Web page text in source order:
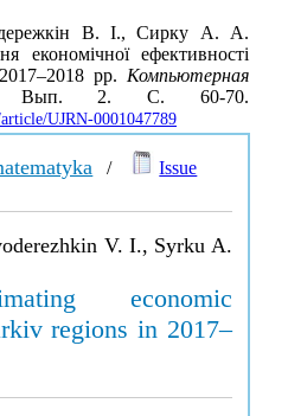
В. І., Сирку А. А.
економічної ефективності
рр. Компьютерная
Вып. 2. С. 60-70.
UJRN-0001047789
/
Issue
V. I., Syrku A.
economic
regions in 2017–